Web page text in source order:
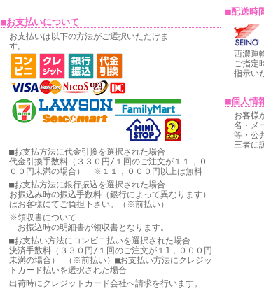
■お支払いについて
お支払いは以下の方法がご選択いただけま
す。
■お支払方法に代金引換を選択された場合
代金引換手数料（３３０円/１回のご注文が１１，０
００円未満の場合） ※１１，０００円以上は無料
■お支払方法に銀行振込を選択された場合
お振込み時の振込手数料（銀行によって異なります）
はお客様にてご負担下さい。（※前払い）
※領収書について
お振込時の明細書が領収書となります。
■お支払い方法にコンビニ払いを選択された場合
決済手数料（３３０円/１回のご注文が１1，０００円
未満の場合） （※前払い）■お支払い方法にクレジッ
トカード払いを選択された場合
出荷時にクレジットカード会社へ請求を行います。
■配送時
西濃運
ご指定
指示い
■個人情
お客様
名・メ
等・公
三者に